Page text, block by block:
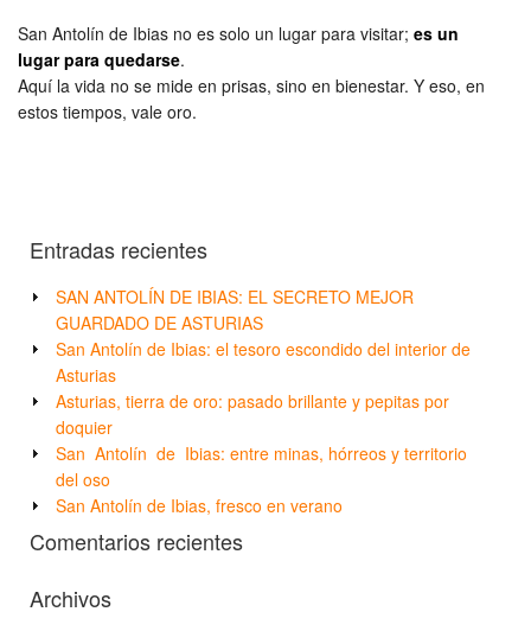
San Antolín de Ibias no es solo un lugar para visitar; es un
lugar para quedarse.
Aquí la vida no se mide en prisas, sino en bienestar. Y eso, en
estos tiempos, vale oro.
Entradas recientes
SAN ANTOLÍN DE IBIAS: EL SECRETO MEJOR
GUARDADO DE ASTURIAS
San Antolín de Ibias: el tesoro escondido del interior de
Asturias
Asturias, tierra de oro: pasado brillante y pepitas por
doquier
San Antolín de Ibias: entre minas, hórreos y territorio
del oso
San Antolín de Ibias, fresco en verano
Comentarios recientes
Archivos